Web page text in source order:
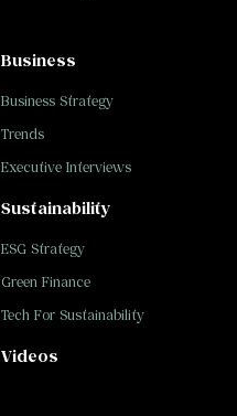
Business
Business Strategy
Trends
Executive Interviews
Sustainability
ESG Strategy
Green Finance
Tech For Sustainability
Videos